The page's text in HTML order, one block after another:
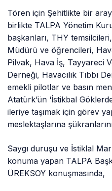
Tören için Şehitlikte bir
birlikte TALPA Yönetim
başkanları, THY
Müdürü ve öğrencileri,
Pilvak, Hava İş, Tayyareci
Derneği, Havacılık Tıbbı
emekli pilotlar ve basın
Atatürk’ün ‘İstikbal
ileriye taşımak için görev
meslektaşlarına
Saygı duruşu ve İstiklal
konuma yapan TALPA
ÜREKSOY konuşmasında,